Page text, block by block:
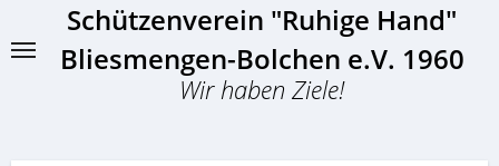
to
Schützenverein "Ruhige Hand"
Bliesmengen-Bolchen e.V. 1960
Wir haben Ziele!